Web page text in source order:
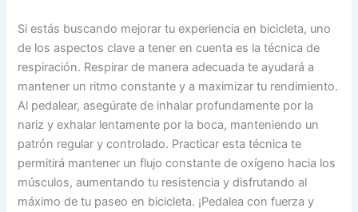
Si estás buscando mejorar tu experiencia en bicicleta, uno
de los aspectos clave a tener en cuenta es la técnica de
respiración. Respirar de manera adecuada te ayudará a
mantener un ritmo constante y a maximizar tu rendimiento.
Al pedalear, asegúrate de inhalar profundamente por la
nariz y exhalar lentamente por la boca, manteniendo un
patrón regular y controlado. Practicar esta técnica te
permitirá mantener un flujo constante de oxígeno hacia los
músculos, aumentando tu resistencia y disfrutando al
máximo de tu paseo en bicicleta. ¡Pedalea con fuerza y